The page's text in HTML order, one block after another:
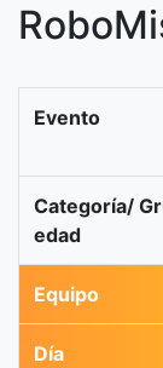
Evento
Categoría/
edad
Equipo
Día